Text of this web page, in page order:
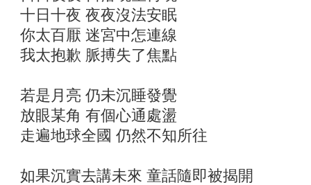
十日十夜 夜夜沒法安眠
你太百厭 迷宮中怎連線
我太抱歉 脈搏失了焦點
若是月亮 仍未沉睡發覺
放眼某角 有個心通處盪
走遍地球全國 仍然不知所往
如果沉實去講未來 童話隨即被揭開